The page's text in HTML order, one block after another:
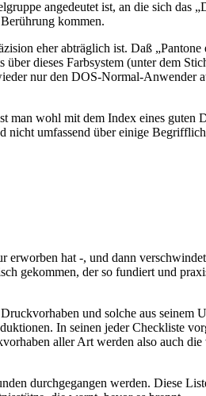
angedeutet ist, an die sich das
kommen.
eher abträglich ist. Daß
dieses Farbsystem (unter dem
nur den DOS-Normal-Anwender
wohl mit dem Index eines guten
nicht umfassend über einige
hat -, und dann
gekommen, der so fundiert und
und solche aus seinem
In seinen jeder Checkliste
aller Art werden also auch die
durchgegangen werden. Diese